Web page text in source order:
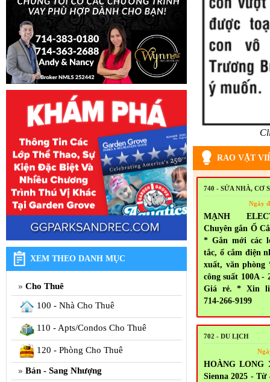
XEM THEO DANH MỤC
Cho Thuê
100 - Nhà Cho Thuê
110 - Apts/Condos Cho Thuê
120 - Phòng Cho Thuê
Bán - Sang Nhượng
RAO VẶT
740 - SỬA NHÀ, CƠ
Ngày
MẠNH
Chuyên gắn Ổ
* Gắn mới các
tắc, ổ cắm điện
xuất, văn phòng
công suất 100A -
Giá rẻ. * Xin
714-266-9199
702 - DU LỊCH
HOÀNG LONG
Sienna 2025 -